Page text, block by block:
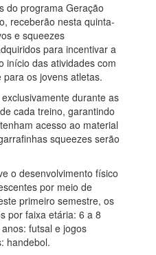
do programa Geração
receberão nesta quinta-
e squeezes
para incentivar a
início das atividades com
os jovens atletas.
durante as
cada treino, garantindo
acesso ao material
squeezes serão
o desenvolvimento físico
por meio de
primeiro semestre, os
por faixa etária: 6 a 8
futsal e jogos
handebol.